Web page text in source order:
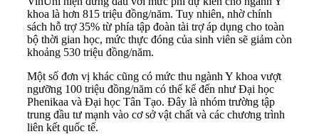
khoa là hơn 815 triệu đồng/năm. Tuy nhiên, nhờ chính
sách hỗ trợ 35% từ phía tập đoàn tài trợ áp dụng cho toàn
bộ thời gian học, mức thực đóng của sinh viên sẽ giảm còn
khoảng 530 triệu đồng/năm.
Một số đơn vị khác cũng có mức thu ngành Y khoa vượt
ngưỡng 100 triệu đồng/năm có thể kể đến như Đại học
Phenikaa và Đại học Tân Tạo. Đây là nhóm trường tập
trung đầu tư mạnh vào cơ sở vật chất và các chương trình
liên kết quốc tế.